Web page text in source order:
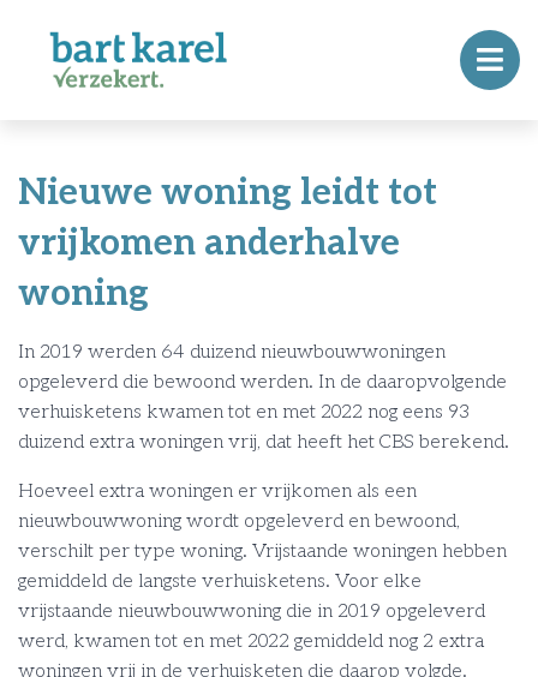
Nieuwe woning leidt tot
vrijkomen anderhalve
woning
In 2019 werden 64 duizend nieuwbouwwoningen
opgeleverd die bewoond werden. In de daaropvolgende
verhuisketens kwamen tot en met 2022 nog eens 93
duizend extra woningen vrij, dat heeft het CBS berekend.
Hoeveel extra woningen er vrijkomen als een
nieuwbouwwoning wordt opgeleverd en bewoond,
verschilt per type woning. Vrijstaande woningen hebben
gemiddeld de langste verhuisketens. Voor elke
vrijstaande nieuwbouwwoning die in 2019 opgeleverd
werd, kwamen tot en met 2022 gemiddeld nog 2 extra
woningen vrij in de verhuisketen die daarop volgde.